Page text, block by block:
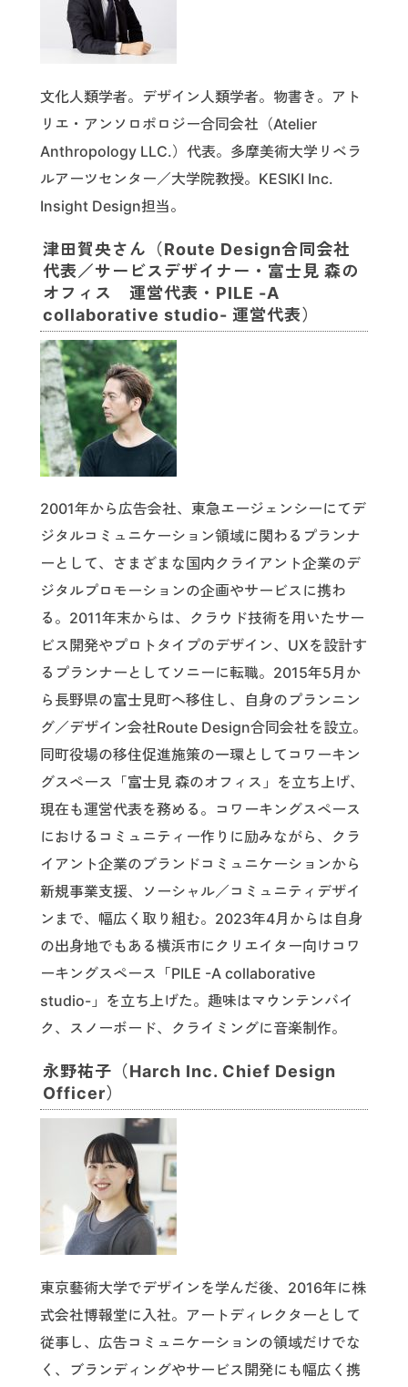
文化人類学者。デザイン人類学者。物書き。アト
リエ・アンソロポロジー合同会社（Atelier
Anthropology LLC.）代表。多摩美術大学リベラ
ルアーツセンター／大学院教授。KESIKI Inc.
Insight Design担当。
津田賀央さん（Route Design合同会社
代表／サービスデザイナー・富士見 森の
オフィス 運営代表・PILE -A
collaborative studio- 運営代表）
2001年から広告会社、東急エージェンシーにてデ
ジタルコミュニケーション領域に関わるプランナ
ーとして、さまざまな国内クライアント企業のデ
ジタルプロモーションの企画やサービスに携わ
る。2011年末からは、クラウド技術を用いたサー
ビス開発やプロトタイプのデザイン、UXを設計す
るプランナーとしてソニーに転職。2015年5月か
ら長野県の富士見町へ移住し、自身のプランニン
グ／デザイン会社Route Design合同会社を設立。
同町役場の移住促進施策の一環としてコワーキン
グスペース「富士見 森のオフィス」を立ち上げ、
現在も運営代表を務める。コワーキングスペース
におけるコミュニティー作りに励みながら、クラ
イアント企業のブランドコミュニケーションから
新規事業支援、ソーシャル／コミュニティデザイ
ンまで、幅広く取り組む。2023年4月からは自身
の出身地でもある横浜市にクリエイター向けコワ
ーキングスペース「PILE -A collaborative
studio-」を立ち上げた。趣味はマウンテンバイ
ク、スノーボード、クライミングに音楽制作。
永野祐子（Harch Inc. Chief Design
Officer）
東京藝術大学でデザインを学んだ後、2016年に株
式会社博報堂に入社。アートディレクターとして
従事し、広告コミュニケーションの領域だけでな
く、ブランディングやサービス開発にも幅広く携